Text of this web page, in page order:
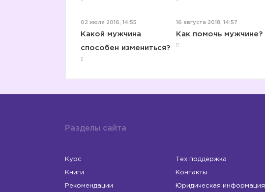
02 июля 2016, 14:55
Какой мужчина
способен измениться?
16 августа 2018, 14:57
Как помочь мужчине?
Разделы сайта
Курс
Книги
Рекомендации
Тех поддержка
Контакты
Юридическая информация